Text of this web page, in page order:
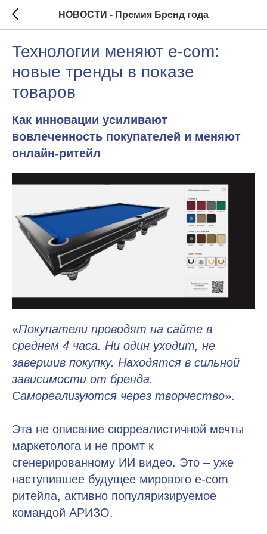
НОВОСТИ - Премия Бренд года
Технологии меняют e-com:
новые тренды в показе
товаров
Как инновации усиливают
вовлеченность покупателей и меняют
онлайн-ритейл
«Покупатели проводят на сайте в
среднем 4 часа. Ни один уходит, не
завершив покупку. Находятся в сильной
зависимости от бренда.
Самореализуются через творчество».
Эта не описание сюрреалистичной мечты
маркетолога и не промт к
сгенерированному ИИ видео. Это – уже
наступившее будущее мирового e-com
ритейла, активно популяризируемое
командой АРИЗО.